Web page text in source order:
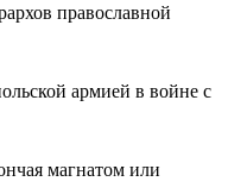
православной
армией в войне с
магнатом или